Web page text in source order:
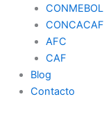
CONMEBOL
CONCACAF
AFC
CAF
Blog
Contacto